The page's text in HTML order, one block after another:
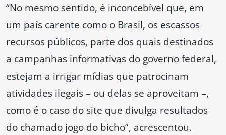
“No mesmo sentido, é inconcebível que, em
um país carente como o Brasil, os escassos
recursos públicos, parte dos quais destinados
a campanhas informativas do governo federal,
estejam a irrigar mídias que patrocinam
atividades ilegais – ou delas se aproveitam –,
como é o caso do site que divulga resultados
do chamado jogo do bicho”, acrescentou.